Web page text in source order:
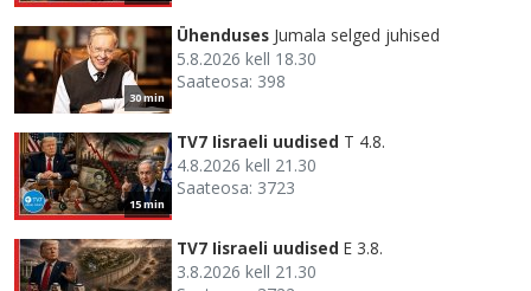
30 min
Ühenduses Jumala selged juhised
5.8.2026 kell 18.30
Saateosa: 398
15 min
TV7 Iisraeli uudised T 4.8.
4.8.2026 kell 21.30
Saateosa: 3723
TV7 Iisraeli uudised E 3.8.
3.8.2026 kell 21.30